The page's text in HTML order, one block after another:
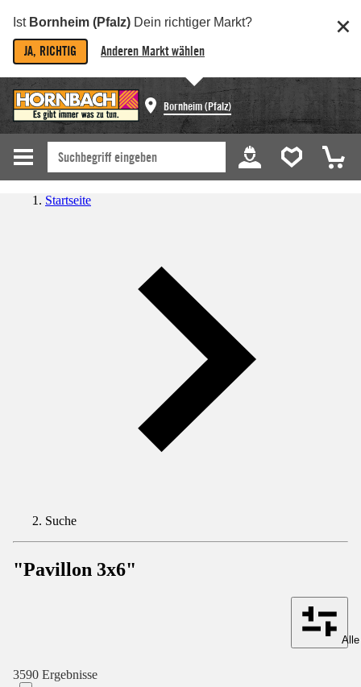
Ist Bornheim (Pfalz) Dein richtiger Markt?
JA, RICHTIG Anderen Markt wählen
Bornheim (Pfalz)
Startseite
Suche
"Pavillon 3x6"
3590 Ergebnisse